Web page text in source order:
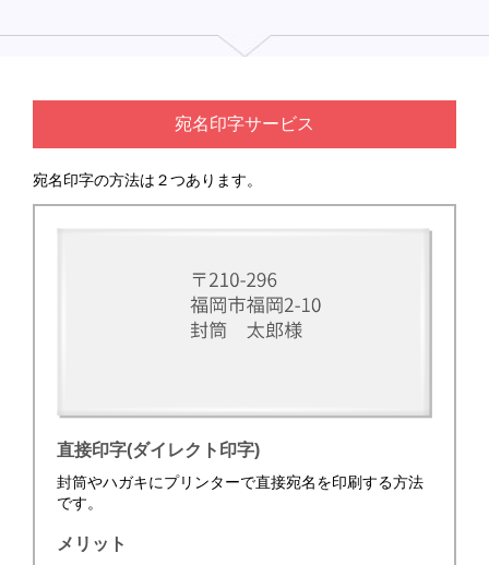
宛名印字サービス
宛名印字の方法は２つあります。
直接印字(ダイレクト印字)
封筒やハガキにプリンターで直接宛名を印刷する方法
です。
メリット